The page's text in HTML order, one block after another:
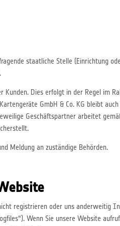
staatliche Stelle (Einrichtung
Dies erfolgt in der Regel im
GmbH & Co. KG bleibt
Geschäftspartner arbeitet
Meldung an zuständige Behörden.
registrieren oder uns anderweitig
Wenn Sie unsere Website